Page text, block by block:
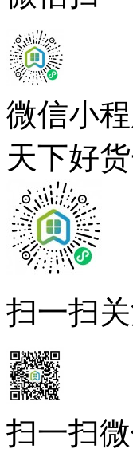
微信小
天下好
扫一扫
扫一扫